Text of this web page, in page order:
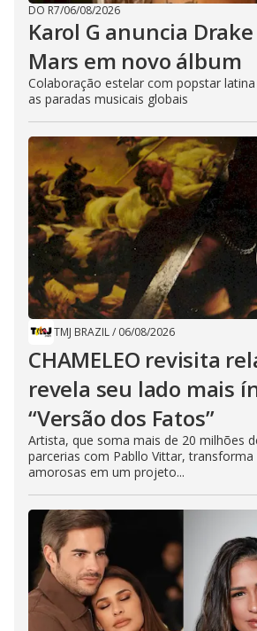
DO R7/06/08/2026
Karol G anuncia
Mars em novo álbum
Colaboração estelar com popstar
as paradas musicais globais
TMJ BRAZIL/ 06/08/2026
CHAMELEO revisita
revela seu lado mais
“Versão dos Fatos”
Artista, que soma mais de 20 milhões
parcerias com Pabllo Vittar, transforma
amorosas em um projeto...